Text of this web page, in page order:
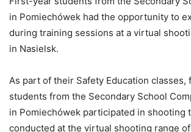
in Pomiechówek had the opportunity to
during training sessions at a virtual
in Nasielsk.
As part of their Safety Education classes,
students from the Secondary School
in Pomiechówek participated in shooting
conducted at the virtual shooting range of